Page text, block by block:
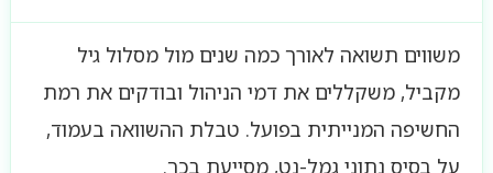
משווים תשואה לאורך כמה שנים מול מסלול גיל
מקביל, משקללים את דמי הניהול ובודקים את רמת
החשיפה המנייתית בפועל. טבלת ההשוואה בעמוד,
על בסיס נתוני גמל-נט, מסייעת בכך.